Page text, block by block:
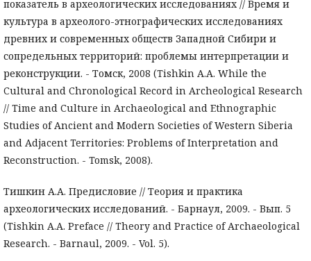
показатель в археологических исследованиях // Время и
культура в археолого-этнографических исследованиях
древних и современных обществ Западной Сибири и
сопредельных территорий: проблемы интерпретации и
реконструкции. - Томск, 2008 (Tishkin A.A. While the
Cultural and Chronological Record in Archeological Research
// Time and Culture in Archaeological and Ethnographic
Studies of Ancient and Modern Societies of Western Siberia
and Adjacent Territories: Problems of Interpretation and
Reconstruction. - Tomsk, 2008).
Тишкин А.А. Предисловие // Теория и практика
археологических исследований. - Барнаул, 2009. - Вып. 5
(Tishkin A.A. Preface // Theory and Practice of Archaeological
Research. - Barnaul, 2009. - Vol. 5).